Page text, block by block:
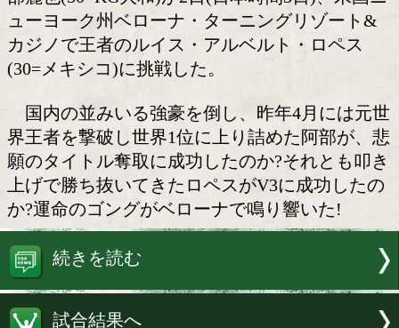
阿部麗也(KG大和)が世界初挑
IBF(国際ボクシング連盟)フェザー級1
部麗也(30=KG大和)が2日(日本時間3日)
ューヨーク州ベローナ・ターニングリ
カジノで王者のルイス・アルベルト・
(30=メキシコ)に挑戦した。
国内の並みいる強豪を倒し、昨年4月
界王者を撃破し世界1位に上り詰めた阿